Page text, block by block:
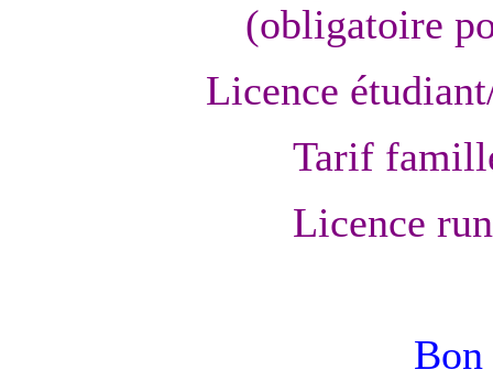
(obligatoire
Licence
Tarif
Licence
Bon